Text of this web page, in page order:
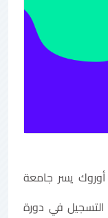
أوروك يسر جامعة
في دورة